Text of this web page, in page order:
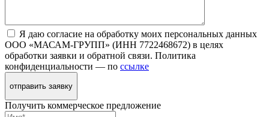
Я даю согласие на обработку моих персональных данных
ООО «МАСАМ-ГРУПП» (ИНН 7722468672) в целях
обработки заявки и обратной связи. Политика
конфиденциальности — по ссылке
отправить заявку
Получить коммерческое предложение